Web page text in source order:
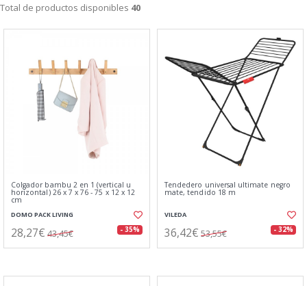
Total de productos disponibles 40
Colgador bambu 2 en 1 (vertical u
horizontal) 26 x 7 x 76 - 75 x 12 x 12
cm
DOMO PACK LIVING
28,27€ 43,45€ - 35%
Tendedero universal ultimate negro
mate, tendido 18 m
VILEDA
36,42€ 53,55€ - 32%